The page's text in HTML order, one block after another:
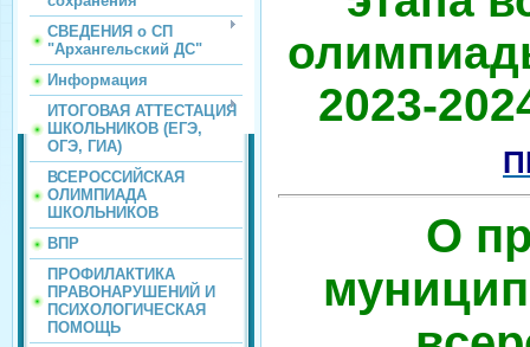
СВЕДЕНИЯ о СП
"Архангельский ДС"
Информация
ИТОГОВАЯ АТТЕСТАЦИЯ
ШКОЛЬНИКОВ (ЕГЭ,
ОГЭ, ГИА)
ВСЕРОССИЙСКАЯ
ОЛИМПИАДА
ШКОЛЬНИКОВ
ВПР
ПРОФИЛАКТИКА
ПРАВОНАРУШЕНИЙ И
ПСИХОЛОГИЧЕСКАЯ
ПОМОЩЬ
2023-
О